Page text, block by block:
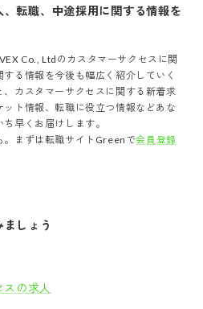
、転職、中途採用に関する情報を
Co., Ltd の カスタマーサクセス に関
る情報を今後も幅広く紹介していく
カスタマーサクセス に関する新着求
ト情報、転職に役立つ情報などあな
早くお届けします。
。まずは転職サイトGreenで会員登録
しょう
の求人